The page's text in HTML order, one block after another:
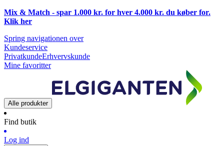
Mix & Match - spar 1.000 kr. for hver 4.000 kr. du køber for.
Klik her
Spring navigationen over
Kundeservice
PrivatkundeErhvervskunde
Mine favoritter
Alle produkter
Find butik
Log ind